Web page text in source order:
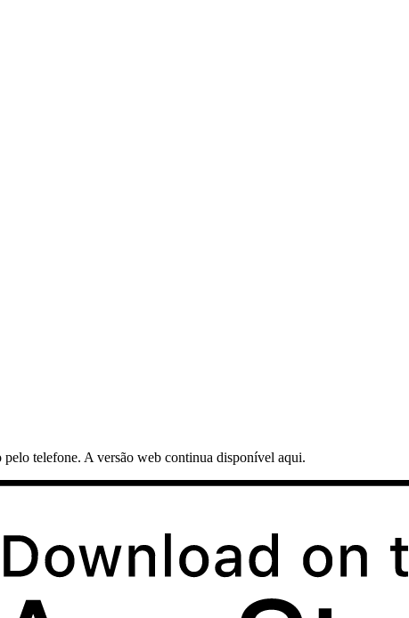
telefone. A versão web continua disponível aqui.